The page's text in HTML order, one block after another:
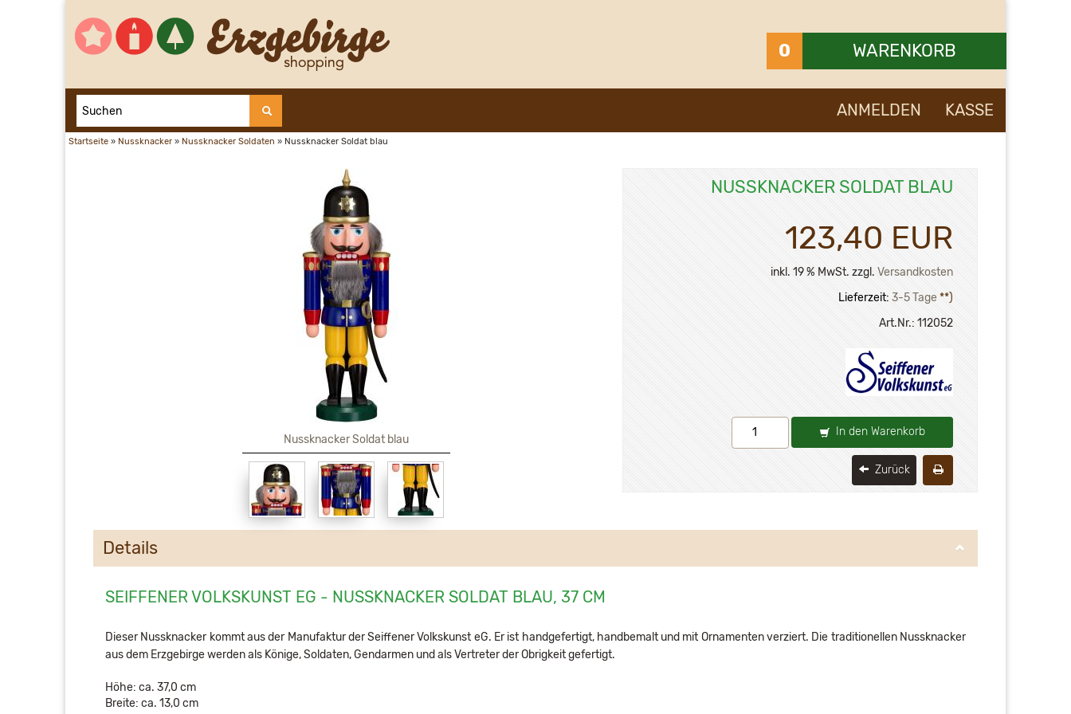
0 WARENKORB
Ihr Warenkorb ist leer.
ANMELDEN KASSE
Startseite » Nussknacker » Nussknacker Soldaten » Nussknacker Soldat blau
Nussknacker Soldat blau
NUSSKNACKER SOLDAT BLAU
123,40 EUR
inkl. 19 % MwSt. zzgl. Versandkosten
Lieferzeit: 3-5 Tage**)
Art.Nr.: 112052
In den Warenkorb
Zurück
Details
SEIFFENER VOLKSKUNST EG - NUSSKNACKER SOLDAT BLAU, 37 CM
Dieser Nussknacker kommt aus der Manufaktur der Seiffener Volkskunst eG. Er ist handgefertigt, handbemalt und mit Ornamenten verziert. Die traditionellen Nussknacker
aus dem Erzgebirge werden als Könige, Soldaten, Gendarmen und als Vertreter der Obrigkeit gefertigt.
Höhe: ca. 37,0 cm
Breite: ca. 13,0 cm